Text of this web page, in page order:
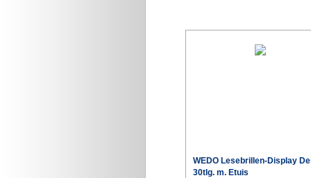
WEDO Lesebrillen-Display
30tlg. m. Etuis